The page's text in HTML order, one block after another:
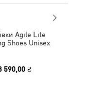
Agile Lite
Shoes Unisex
590,00 ₴